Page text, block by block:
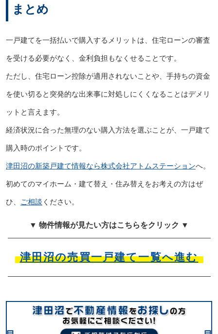
まとめ
一戸建てを一括払いで購入するメリットは、住宅ローンの審査
を受ける必要がなく、金利負担もなくせることです。
ただし、住宅ローン控除が適用されないことや、手持ちの資金
を使い切ると突発的な出来事に対処しにくくなることはデメリ
ットと言えます。
経済状況に合った無理のない購入方法を選ぶことが、一戸建て
購入時のポイントです。
津田沼の新築戸建て情報なら株式会社アトムステーションへ。
初めてのマイホーム・建て替え・住み替えをお考えの方はぜ
ひ、 ご相談 ください。
▼ 物件情報が見たい方はこちらをクリック ▼
津田沼の売買一戸建て一覧へ進む